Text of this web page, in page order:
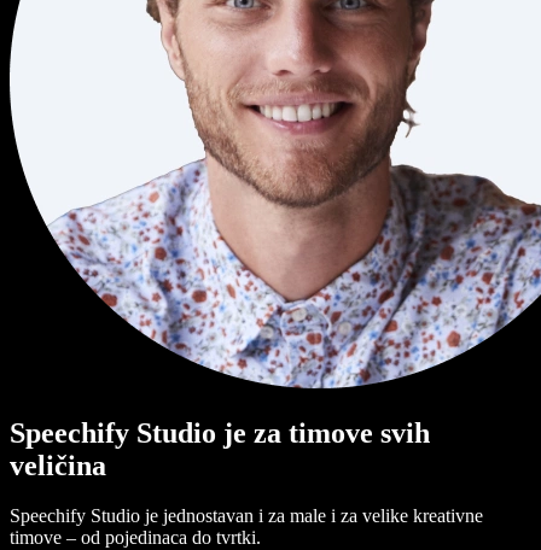
Speechify Studio je za timove svih
veličina
Speechify Studio je jednostavan i za male i za velike kreativne
timove – od pojedinaca do tvrtki.